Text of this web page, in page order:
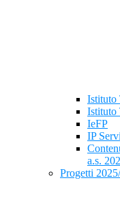
Istituto
Istituto
IeFP
IP
a.s.
Progetti